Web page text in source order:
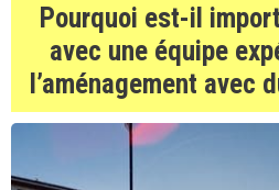
Pourquoi est-il
avec une équipe
l’aménagement avec